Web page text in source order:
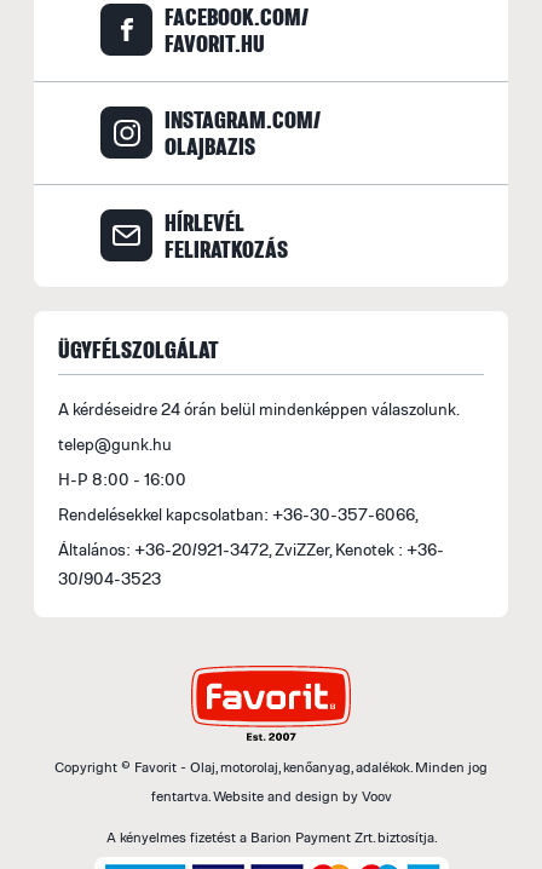
FACEBOOK.COM/
FAVORIT.HU
INSTAGRAM.COM/
OLAJBAZIS
HÍRLEVÉL
FELIRATKOZÁS
ÜGYFÉLSZOLGÁLAT
A kérdéseidre 24 órán belül mindenképpen válaszolunk.
telep@gunk.hu
H-P 8:00 - 16:00
Rendelésekkel kapcsolatban: +36-30-357-6066,
Általános: +36-20/921-3472, ZviZZer, Kenotek : +36-
30/904-3523
Copyright © Favorit - Olaj, motorolaj, kenőanyag, adalékok. Minden jog
fentartva.Website and design by Voov
A kényelmes fizetést a Barion Payment Zrt. biztosítja.